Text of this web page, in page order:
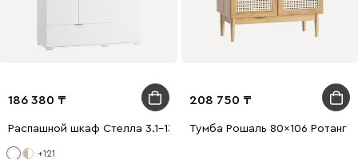
186 380
Распашной шкаф Стелла 3.1-130x200 Белый
+121
208 750
Тумба Рошаль 80x106 Ротанг